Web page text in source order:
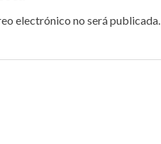
electrónico no será publicada.